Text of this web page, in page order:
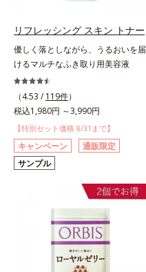
リフレッシング スキン トナー
優しく落としながら、うるおいを届
けるマルチなふき取り用美容液
（4.53 / 119件）
税込1,980円 ～3,990円
【特別セット価格 8/31まで】
キャンペーン
通販限定
サンプル